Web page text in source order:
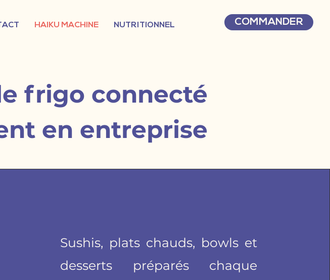
HAIKU MACHINE NUTRITIONNEL COMMANDER
frigo connecté
en entreprise
Sushis, plats chauds, bowls et
desserts préparés chaque